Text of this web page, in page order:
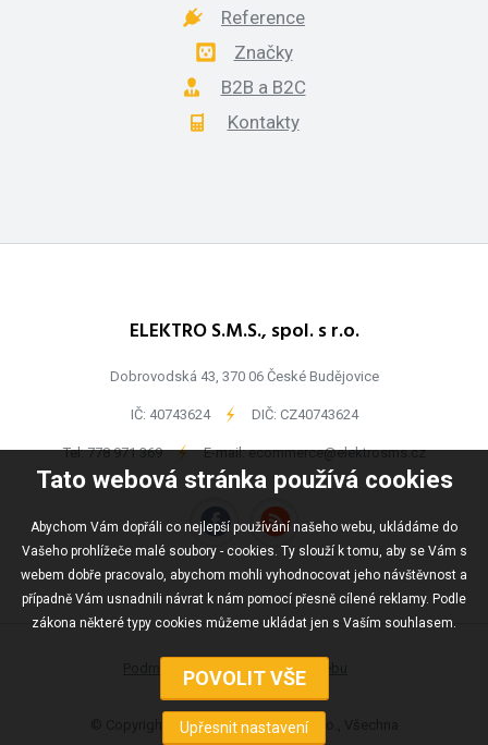
Tato webová stránka používá cookies
Abychom Vám dopřáli co nejlepší používání našeho webu, ukládáme do
Vašeho prohlížeče malé soubory - cookies. Ty slouží k tomu, aby se Vám s
webem dobře pracovalo, abychom mohli vyhodnocovat jeho návštěvnost a
případně Vám usnadnili návrat k nám pomocí přesně cílené reklamy. Podle
zákona některé typy cookies můžeme ukládat jen s Vaším souhlasem.
Reference
Značky
B2B a B2C
Kontakty
ELEKTRO S.M.S., spol. s r.o.
Dobrovodská 43, 370 06 České Budějovice
IČ: 40743624 - DIČ: CZ40743624
Tel:778 971 369 - E-mail:ecommerce@elektrosms.cz
Podmínky užívání Mapa webu
© Copyright ELEKTRO S.M.S., spol s r.o., Všechna